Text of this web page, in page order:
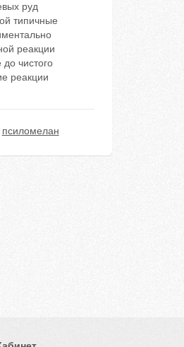
руд
типичные
реакции
чистого
реакции
псиломелан